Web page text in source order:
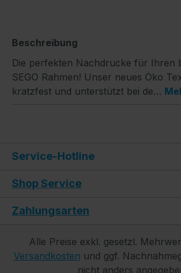
Beschreibung
Die perfekten Nachdrucke für Ihren
SEGO Rahmen! Unser neues Öko
kratzfest und unterstützt bei de…
Service-Hotline
Shop Service
Zahlungsarten
Alle Preise exkl. gesetzl.
Versandkosten und ggf.
nicht anders